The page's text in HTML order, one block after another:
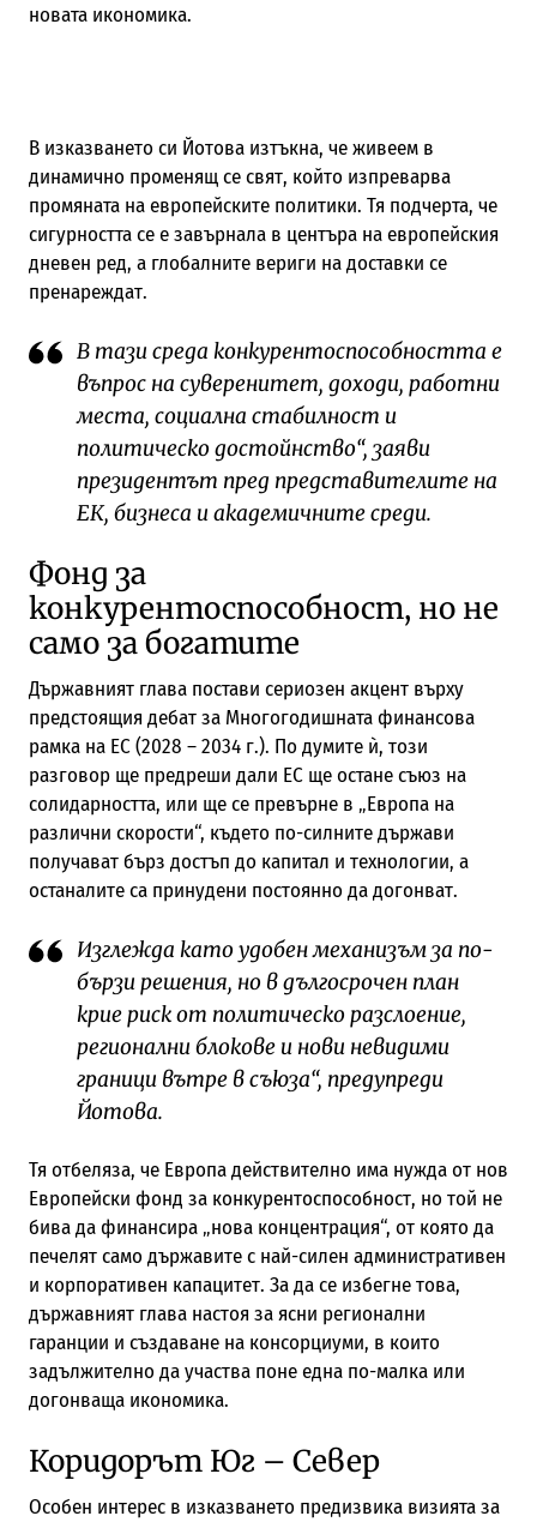
новата икономика.
В изказването си Йотова изтъкна, че живеем в
динамично променящ се свят, който изпреварва
промяната на европейските политики. Тя подчерта, че
сигурността се е завърнала в центъра на европейския
дневен ред, а глобалните вериги на доставки се
пренареждат.
В тази среда конкурентоспособността е
въпрос на суверенитет, доходи, работни
места, социална стабилност и
политическо достойнство“, заяви
президентът пред представителите на
ЕК, бизнеса и академичните среди.
Фонд за
конкурентоспособност, но не
само за богатите
Държавният глава постави сериозен акцент върху
предстоящия дебат за Многогодишната финансова
рамка на ЕС (2028 – 2034 г.). По думите ѝ, този
разговор ще предреши дали ЕС ще остане съюз на
солидарността, или ще се превърне в „Европа на
различни скорости“, където по-силните държави
получават бърз достъп до капитал и технологии, а
останалите са принудени постоянно да догонват.
Изглежда като удобен механизъм за по-
бързи решения, но в дългосрочен план
крие риск от политическо разслоение,
регионални блокове и нови невидими
граници вътре в съюза“, предупреди
Йотова.
Тя отбеляза, че Европа действително има нужда от нов
Европейски фонд за конкурентоспособност, но той не
бива да финансира „нова концентрация“, от която да
печелят само държавите с най-силен административен
и корпоративен капацитет. За да се избегне това,
държавният глава настоя за ясни регионални
гаранции и създаване на консорциуми, в които
задължително да участва поне една по-малка или
догонваща икономика.
Коридорът Юг – Север
Особен интерес в изказването предизвика визията за